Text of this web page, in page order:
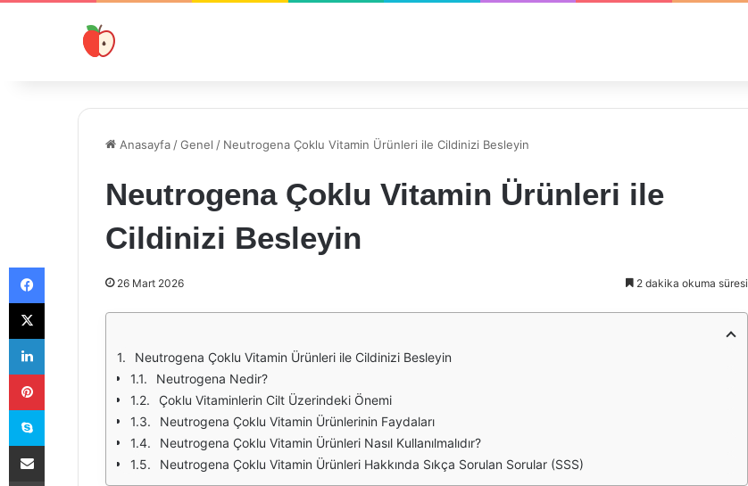
Anasayfa /Genel / Neutrogena Çoklu Vitamin Ürünleri ile Cildinizi Besleyin
Neutrogena Çoklu Vitamin Ürünleri ile
Cildinizi Besleyin
26 Mart 2026 2 dakika okuma süresi
Neutrogena Çoklu Vitamin Ürünleri ile Cildinizi Besleyin
Neutrogena Nedir?
Çoklu Vitaminlerin Cilt Üzerindeki Önemi
Neutrogena Çoklu Vitamin Ürünlerinin Faydaları
Neutrogena Çoklu Vitamin Ürünleri Nasıl Kullanılmalıdır?
Neutrogena Çoklu Vitamin Ürünleri Hakkında Sıkça Sorulan Sorular (SSS)
Facebook
X
LinkedIn
Pinterest
Skype
E-Posta ile paylaş